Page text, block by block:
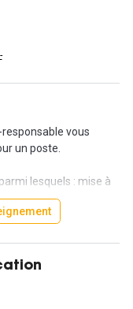
vous
un poste.
lesquels : mise à
l'accès à un
et l'entretien
(Wifi, électricité,